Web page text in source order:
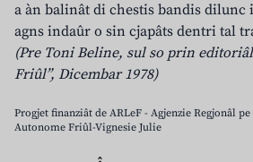
a àn balinât di chestis bandis dilunc
agns indaûr o sin cjapâts dentri tal
(Pre Toni Beline, sul so prin
Friûl”, Dicembar 1978)
Progjet finanziât de ARLeF - Agjenzie Regjonâl
Autonome Friûl-Vignesie Julie